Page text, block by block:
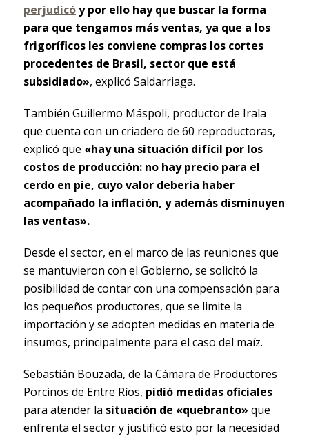
perjudicóy por ello hay que buscar la forma
para que tengamos más ventas, ya que a los
frigoríficos les conviene compras los cortes
procedentes de Brasil, sector que está
subsidiado», explicó Saldarriaga.
También Guillermo Máspoli, productor de Irala
que cuenta con un criadero de 60 reproductoras,
explicó que «hay una situación difícil por los
costos de producción: no hay precio para el
cerdo en pie, cuyo valor debería haber
acompañado la inflación, y además disminuyen
las ventas».
Desde el sector, en el marco de las reuniones que
se mantuvieron con el Gobierno, se solicitó la
posibilidad de contar con una compensación para
los pequeños productores, que se limite la
importación y se adopten medidas en materia de
insumos, principalmente para el caso del maíz.
Sebastián Bouzada, de la Cámara de Productores
Porcinos de Entre Ríos, pidió medidas oficiales
para atender la situación de «quebranto» que
enfrenta el sector y justificó esto por la necesidad